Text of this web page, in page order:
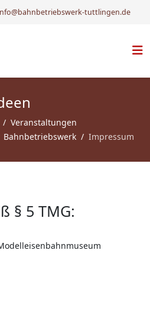
tuttlingen.de
Veranstaltungen
Bahnbetriebswerk Impressum
§ 5 TMG: